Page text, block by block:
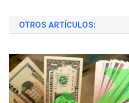
OTROS ARTÍCULOS: